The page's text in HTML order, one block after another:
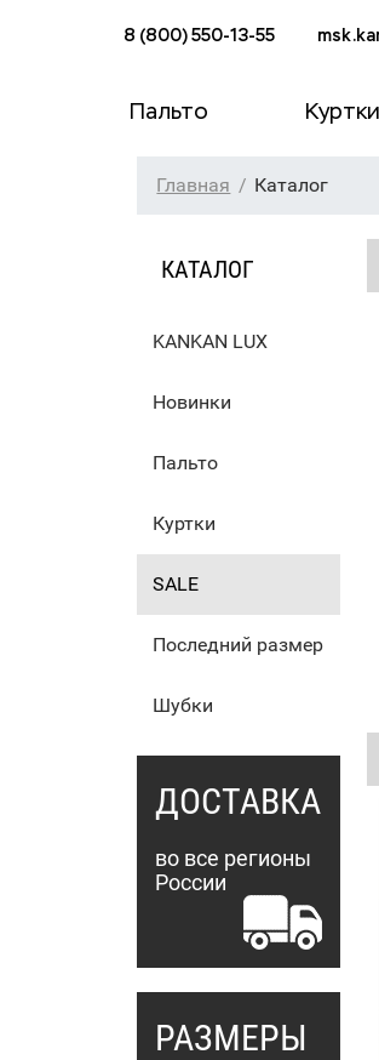
8 (800) 550-13-55
Пальто Куртки
Главная Каталог
КАТАЛОГ
KANKAN LUX
Новинки
Пальто
Куртки
SALE
Последний размер
Шубки
ДОСТАВКА
во все регионы
России
РАЗМЕРЫ